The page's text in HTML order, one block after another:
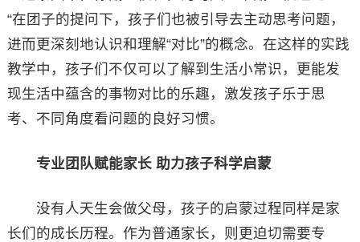
“在团子的提问下，孩子们也被引导去主动思考问题，
进而更深刻地认识和理解“对比”的概念。在这样的实践
教学中，孩子们不仅可以了解到生活小常识，更能发
现生活中蕴含的事物对比的乐趣，激发孩子乐于思
考、不同角度看问题的良好习惯。
专业团队赋能家长 助力孩子科学启蒙
没有人天生会做父母，孩子的启蒙过程同样是家
长们的成长历程。作为普通家长，则更迫切需要专